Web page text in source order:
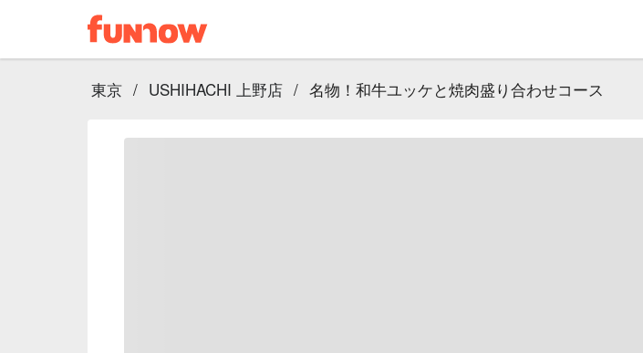
東京 / USHIHACHI 上野店 / 名物！和牛ユッケと焼肉盛り合わせコース